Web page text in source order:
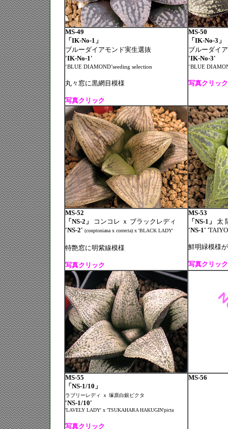
MS-49
「IK-No-1」
ブルーダイアモンド実生選抜
'IK-No-1'
‘BLUE DIAMOND’seeding selection
丸々窓に黒網目模様
写真クリック
MS-50
「IK-No-3」
ブルーダイ
'IK-No-3'
‘BLUE
写真クリック
MS-52
「NS-2」
コンコレ ｘ ブラックレディ
'NS-2' (conptoniana x correcta) x 'BLACK LADY'
特艶窓に明紫線模様
写真クリック
MS-53
「NS-1」 太
'NS-1'
鮮明緑模様
写真クリック
MS-55
「NS-1/10」
ラブリーレディ ｘ 塚原白銀ピクタ
'NS-1/10'
'LAVELY LADY' x 'TSUKAHARA HAKUGIN'picta
写真クリック
MS-56